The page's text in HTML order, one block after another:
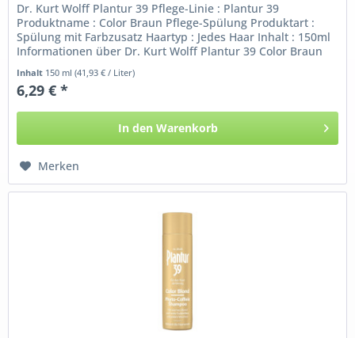
Dr. Kurt Wolff Plantur 39 Pflege-Linie : Plantur 39
Produktname : Color Braun Pflege-Spülung Produktart :
Spülung mit Farbzusatz Haartyp : Jedes Haar Inhalt : 150ml
Informationen über Dr. Kurt Wolff Plantur 39 Color Braun
Inhalt 150 ml(41,93 € / Liter)
6,29 € *
In den Warenkorb
Merken